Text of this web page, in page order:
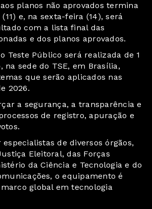
planos não aprovados termina
e, na sexta-feira (14), será
com a lista final das
e dos planos aprovados.
Teste Público será realizada de 1
na sede do TSE, em Brasília,
que serão aplicados nas
2026.
a segurança, a transparência e
de registro, apuração e
especialistas de diversos órgãos,
Eleitoral, das Forças
da Ciência e Tecnologia e do
o equipamento é
global em tecnologia